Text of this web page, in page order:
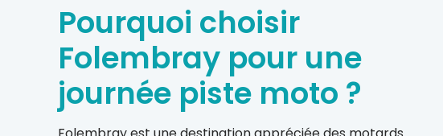
Pourquoi choisir
Folembray pour une
journée piste moto ?